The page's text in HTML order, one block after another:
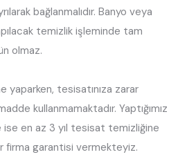
bağlanmalıdır. Banyo veya
temizlik işleminde tam
olmaz.
tesisatınıza zarar
kullanmamaktadır. Yaptığımız
ise en az 3 yıl tesisat temizliğine
firma garantisi vermekteyiz.